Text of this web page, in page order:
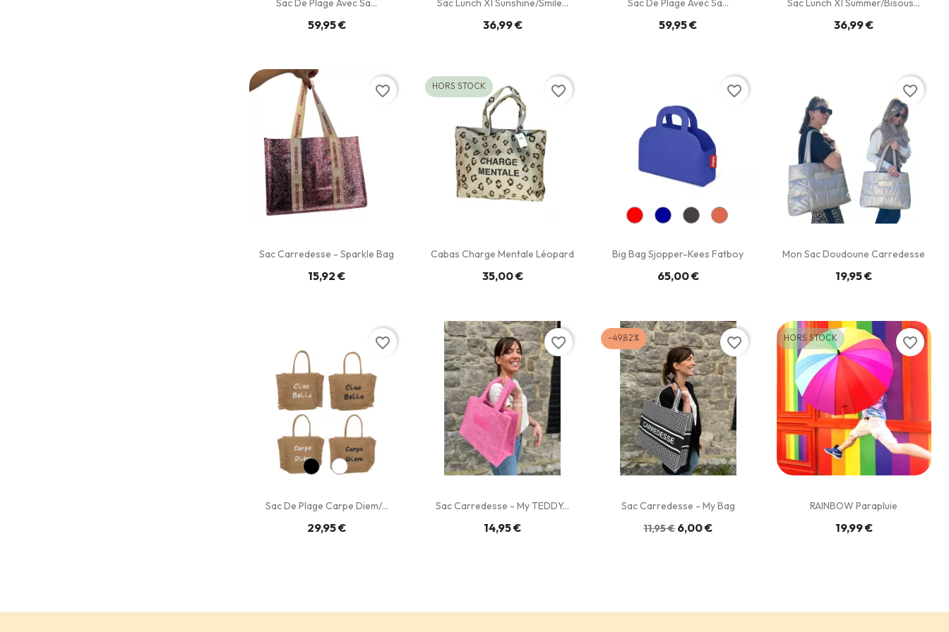
Sac De Plage Avec Sa...
59,95 €
Sac Lunch Xl Sunshine/Smile...
36,99 €
Sac De Plage Avec Sa...
59,95 €
Sac Lunch Xl Summer/Bisous...
36,99 €
Sac Carredesse - Sparkle Bag
15,92 €
favorite_border
Cabas Charge Mentale Léopard
35,00 €
HORS STOCK favorite_border
Big Bag Sjopper-Kees Fatboy
65,00 €
favorite_border
Mon Sac Doudoune Carredesse
19,95 €
favorite_border
Sac De Plage Carpe Diem/...
29,95 €
favorite_border
Sac Carredesse - My TEDDY...
14,95 €
favorite_border
Sac Carredesse - My Bag
11,95 €6,00 €
-49,82% favorite_border
RAINBOW Parapluie
19,99 €
HORS STOCK favorite_border